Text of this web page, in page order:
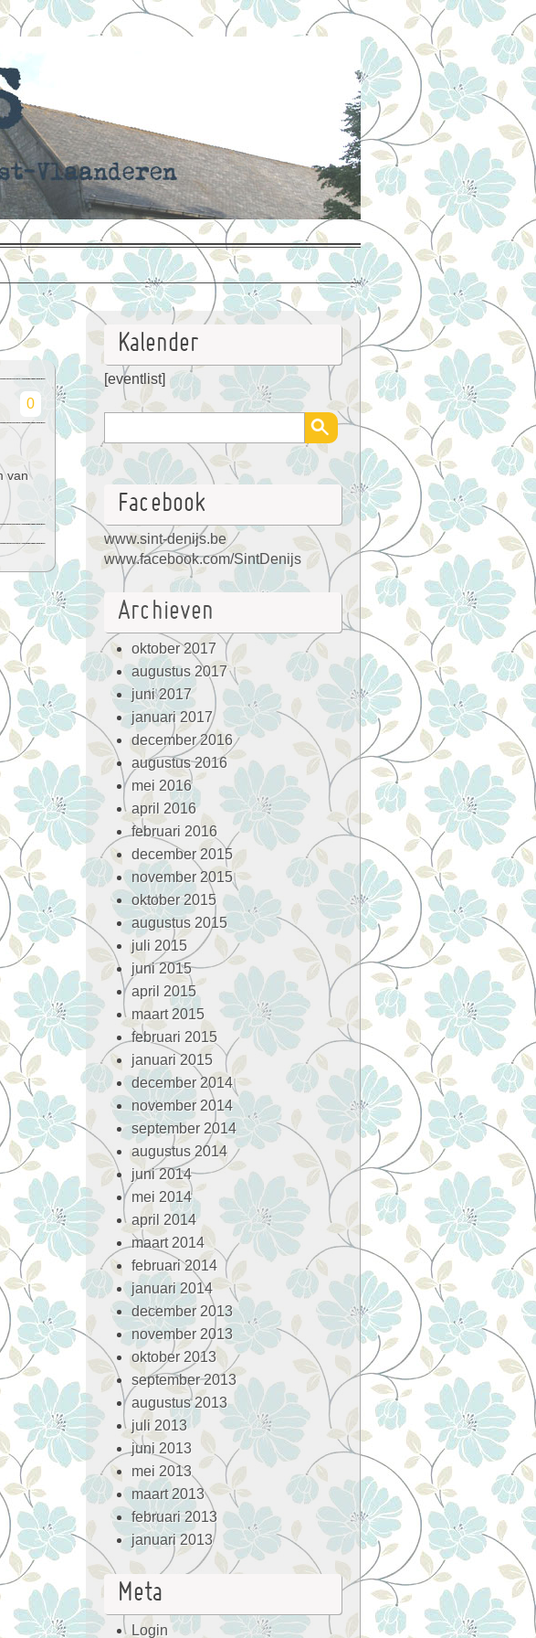
0
van
Kalender
[eventlist]
Facebook
www.sint-denijs.be
www.facebook.com/SintDenijs
Archieven
oktober 2017
augustus 2017
juni 2017
januari 2017
december 2016
augustus 2016
mei 2016
april 2016
februari 2016
december 2015
november 2015
oktober 2015
augustus 2015
juli 2015
juni 2015
april 2015
maart 2015
februari 2015
januari 2015
december 2014
november 2014
september 2014
augustus 2014
juni 2014
mei 2014
april 2014
maart 2014
februari 2014
januari 2014
december 2013
november 2013
oktober 2013
september 2013
augustus 2013
juli 2013
juni 2013
mei 2013
maart 2013
februari 2013
januari 2013
Meta
Login